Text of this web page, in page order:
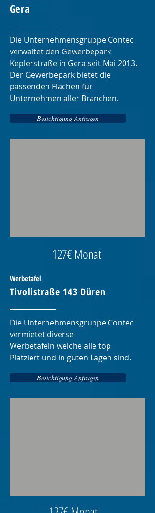
Gera
Die Unternehmensgruppe Contec
verwaltet den Gewerbepark
Keplerstraße in Gera seit Mai 2013.
Der Gewerbepark bietet die
passenden Flächen für
Unternehmen aller Branchen.
Besichtigung Anfragen
127€ Monat
Werbetafel
Tivolistraße 143 Düren
Die Unternehmensgruppe Contec
vermietet diverse
Werbetafeln welche alle top
Platziert und in guten Lagen sind.
Besichtigung Anfragen